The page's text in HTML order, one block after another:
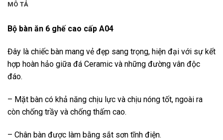
MÔ TẢ
Bộ bàn ăn 6 ghế cao cấp A04
Đây là chiếc bàn mang vẻ đẹp sang trọng, hiện đại với sự kết
hợp hoàn hảo giữa đá Ceramic và những đường vân độc
đáo.
– Mặt bàn có khả năng chịu lực và chịu nóng tốt, ngoài ra
còn chống trầy và chống thấm cao.
– Chân bàn được làm bằng sắt sơn tĩnh điện.